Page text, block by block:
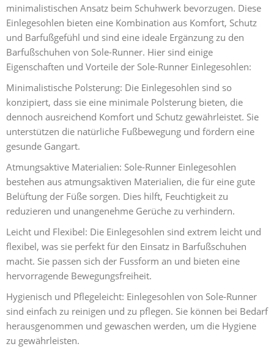
minimalistischen Ansatz beim Schuhwerk bevorzugen. Diese
Einlegesohlen bieten eine Kombination aus Komfort, Schutz
und Barfußgefühl und sind eine ideale Ergänzung zu den
Barfußschuhen von Sole-Runner. Hier sind einige
Eigenschaften und Vorteile der Sole-Runner Einlegesohlen:
Minimalistische Polsterung: Die Einlegesohlen sind so
konzipiert, dass sie eine minimale Polsterung bieten, die
dennoch ausreichend Komfort und Schutz gewährleistet. Sie
unterstützen die natürliche Fußbewegung und fördern eine
gesunde Gangart.
Atmungsaktive Materialien: Sole-Runner Einlegesohlen
bestehen aus atmungsaktiven Materialien, die für eine gute
Belüftung der Füße sorgen. Dies hilft, Feuchtigkeit zu
reduzieren und unangenehme Gerüche zu verhindern.
Leicht und Flexibel: Die Einlegesohlen sind extrem leicht und
flexibel, was sie perfekt für den Einsatz in Barfußschuhen
macht. Sie passen sich der Fussform an und bieten eine
hervorragende Bewegungsfreiheit.
Hygienisch und Pflegeleicht: Einlegesohlen von Sole-Runner
sind einfach zu reinigen und zu pflegen. Sie können bei Bedarf
herausgenommen und gewaschen werden, um die Hygiene
zu gewährleisten.